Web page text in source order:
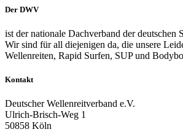
Der DWV
ist der nationale Dachverband der deutschen
Wir sind für all diejenigen da, die unsere
Wellenreiten, Rapid Surfen, SUP und
Kontakt
Deutscher Wellenreitverband e.V.
Ulrich-Brisch-Weg 1
50858 Köln